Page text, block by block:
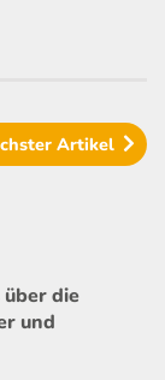
Artikel
über die
und